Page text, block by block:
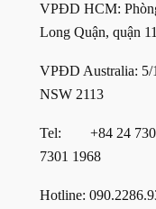
VPĐD HCM:
Long Quận, quận
VPĐD Australia: 5/
NSW 2113
Tel: +84 24
7301 1968
Hotline: